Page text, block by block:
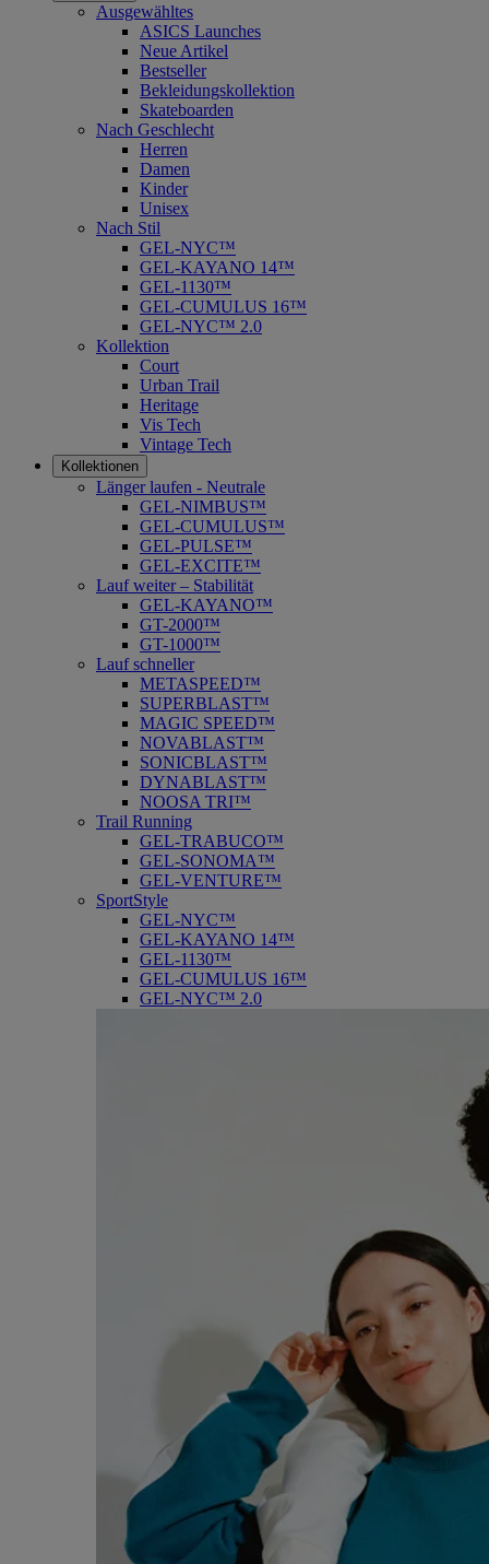
Ausgewähltes
ASICS Launches
Neue Artikel
Bestseller
Bekleidungskollektion
Skateboarden
Nach Geschlecht
Herren
Damen
Kinder
Unisex
Nach Stil
GEL-NYC™
GEL-KAYANO 14™
GEL-1130™
GEL-CUMULUS 16™
GEL-NYC™ 2.0
Kollektion
Court
Urban Trail
Heritage
Vis Tech
Vintage Tech
Kollektionen
Länger laufen - Neutrale
GEL-NIMBUS™
GEL-CUMULUS™
GEL-PULSE™
GEL-EXCITE™
Lauf weiter – Stabilität
GEL-KAYANO™
GT-2000™
GT-1000™
Lauf schneller
METASPEED™
SUPERBLAST™
MAGIC SPEED™
NOVABLAST™
SONICBLAST™
DYNABLAST™
NOOSA TRI™
Trail Running
GEL-TRABUCO™
GEL-SONOMA™
GEL-VENTURE™
SportStyle
GEL-NYC™
GEL-KAYANO 14™
GEL-1130™
GEL-CUMULUS 16™
GEL-NYC™ 2.0